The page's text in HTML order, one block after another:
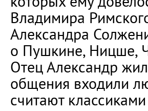
Владимира
Александра
о Пушкине, Ницше,
Отец Александр
общения входили
считают